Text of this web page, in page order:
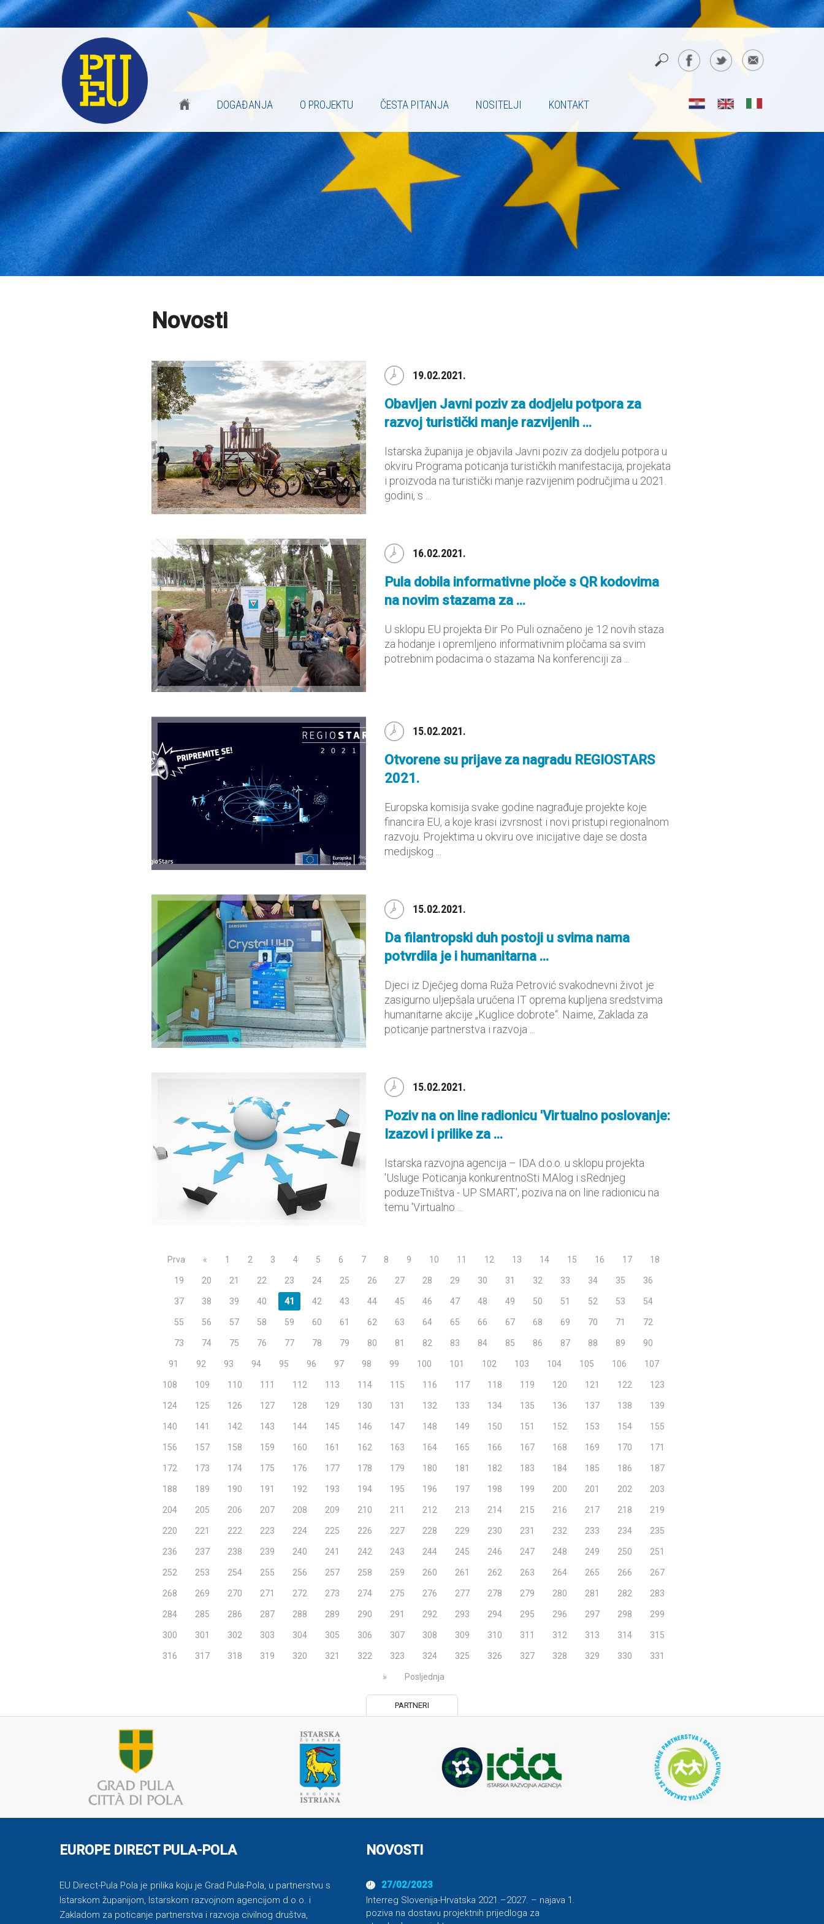
DOGAĐANJA O PROJEKTU ČESTA PITANJA NOSITELJI KONTAKT
Novosti
19.02.2021.
Obavljen Javni poziv za dodjelu potpora za
razvoj turistički manje razvijenih ...
Istarska županija je objavila Javni poziv za dodjelu potpora u
okviru Programa poticanja turističkih manifestacija, projekata
i proizvoda na turistički manje razvijenim područjima u 2021.
godini, s ...
16.02.2021.
Pula dobila informativne ploče s QR kodovima
na novim stazama za ...
U sklopu EU projekta Đir Po Puli označeno je 12 novih staza
za hodanje i opremljeno informativnim pločama sa svim
potrebnim podacima o stazama Na konferenciji za ...
15.02.2021.
Otvorene su prijave za nagradu REGIOSTARS
2021.
Europska komisija svake godine nagrađuje projekte koje
financira EU, a koje krasi izvrsnost i novi pristupi regionalnom
razvoju. Projektima u okviru ove inicijative daje se dosta
medijskog ...
15.02.2021.
Da filantropski duh postoji u svima nama
potvrdila je i humanitarna ...
Djeci iz Dječjeg doma Ruža Petrović svakodnevni život je
zasigurno uljepšala uručena IT oprema kupljena sredstvima
humanitarne akcije „Kuglice dobrote“. Naime, Zaklada za
poticanje partnerstva i razvoja ...
15.02.2021.
Poziv na on line radionicu 'Virtualno poslovanje:
Izazovi i prilike za ...
Istarska razvojna agencija – IDA d.o.o. u sklopu projekta
'Usluge Poticanja konkurentnoSti MAlog i sRednjeg
poduzeTništva - UP SMART', poziva na on line radionicu na
temu 'Virtualno ...
Prva « 1 2 3 4 5 6 7 8 9 10 11 12 13 14 15 16 17 18
19 20 21 22 23 24 25 26 27 28 29 30 31 32 33 34 35 36
37 38 39 40 41 42 43 44 45 46 47 48 49 50 51 52 53 54
55 56 57 58 59 60 61 62 63 64 65 66 67 68 69 70 71 72
73 74 75 76 77 78 79 80 81 82 83 84 85 86 87 88 89 90
91 92 93 94 95 96 97 98 99 100 101 102 103 104 105 106 107
108 109 110 111 112 113 114 115 116 117 118 119 120 121 122 123
124 125 126 127 128 129 130 131 132 133 134 135 136 137 138 139
140 141 142 143 144 145 146 147 148 149 150 151 152 153 154 155
156 157 158 159 160 161 162 163 164 165 166 167 168 169 170 171
172 173 174 175 176 177 178 179 180 181 182 183 184 185 186 187
188 189 190 191 192 193 194 195 196 197 198 199 200 201 202 203
204 205 206 207 208 209 210 211 212 213 214 215 216 217 218 219
220 221 222 223 224 225 226 227 228 229 230 231 232 233 234 235
236 237 238 239 240 241 242 243 244 245 246 247 248 249 250 251
252 253 254 255 256 257 258 259 260 261 262 263 264 265 266 267
268 269 270 271 272 273 274 275 276 277 278 279 280 281 282 283
284 285 286 287 288 289 290 291 292 293 294 295 296 297 298 299
300 301 302 303 304 305 306 307 308 309 310 311 312 313 314 315
316 317 318 319 320 321 322 323 324 325 326 327 328 329 330 331
» Posljednja
PARTNERI
EUROPE DIRECT PULA-POLA
EU Direct-Pula Pola je prilika koju je Grad Pula-Pola, u partnerstvu s
Istarskom županijom, Istarskom razvojnom agencijom d.o.o. i
Zakladom za poticanje partnerstva i razvoja civilnog društva,
NOVOSTI
27/02/2023
Interreg Slovenija-Hrvatska 2021.–2027. – najava 1.
poziva na dostavu projektnih prijedloga za